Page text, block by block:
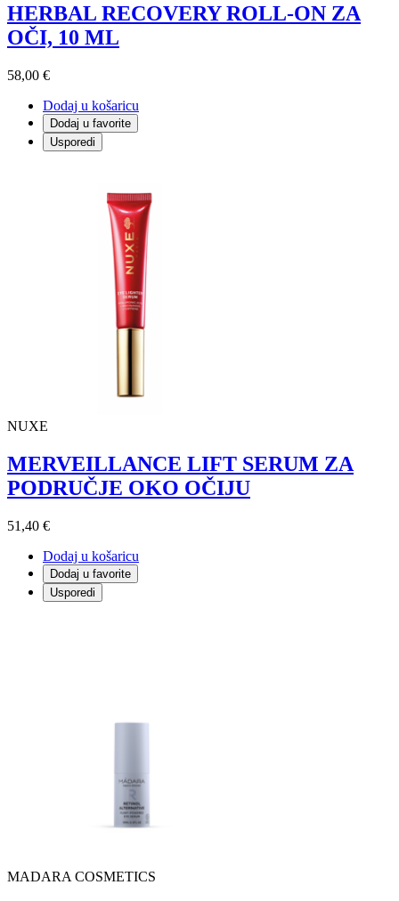
HERBAL RECOVERY ROLL-ON ZA
OČI, 10 ML
58,00 €
Dodaj u košaricu
Dodaj u favorite
Usporedi
NUXE
MERVEILLANCE LIFT SERUM ZA
PODRUČJE OKO OČIJU
51,40 €
Dodaj u košaricu
Dodaj u favorite
Usporedi
MADARA COSMETICS